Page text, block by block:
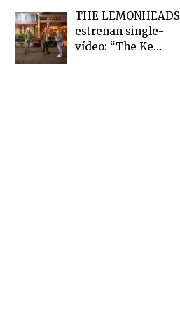
THE LEMONHEADS
estrenan single-
vídeo: “The Ke…